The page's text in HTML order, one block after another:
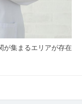
が集まるエリアが存在